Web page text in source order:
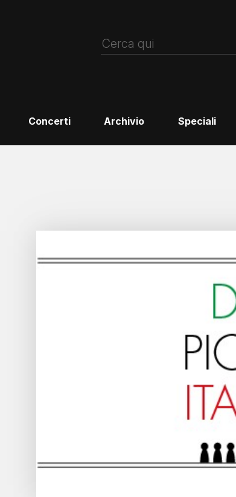
Concerti Archivio Speciali